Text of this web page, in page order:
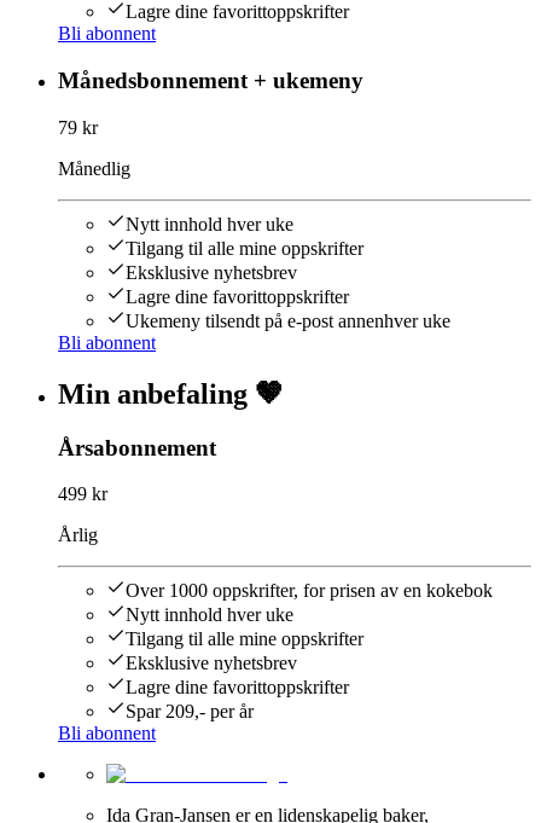
Lagre dine favorittoppskrifter
Bli abonnent
Månedsbonnement + ukemeny
79 kr
Månedlig
Nytt innhold hver uke
Tilgang til alle mine oppskrifter
Eksklusive nyhetsbrev
Lagre dine favorittoppskrifter
Ukemeny tilsendt på e-post annenhver uke
Bli abonnent
Min anbefaling 🤎
Årsabonnement
499 kr
Årlig
Over 1000 oppskrifter, for prisen av en kokebok
Nytt innhold hver uke
Tilgang til alle mine oppskrifter
Eksklusive nyhetsbrev
Lagre dine favorittoppskrifter
Spar 209,- per år
Bli abonnent
Ida Gran-Jansen er en lidenskapelig baker,